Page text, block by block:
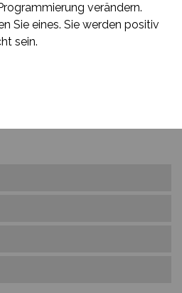
verändern.
Sie eines. Sie werden positiv
sein.